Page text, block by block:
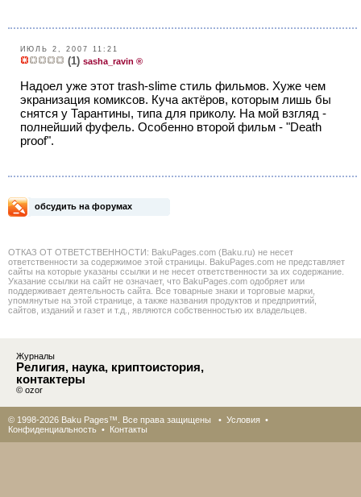
ИЮЛЬ 2, 2007 11:21
(1) sasha_ravin ®
Надоел уже этот trash-slime стиль фильмов. Хуже чем
экранизация комиксов. Куча актёров, которым лишь бы
снятся у Тарантины, типа для приколу. На мой взгляд -
полнейший фуфель. Особенно второй фильм - "Death
proof".
обсудить на форумах
ОТКАЗ ОТ ОТВЕТСТВЕННОСТИ: BakuPages.com (Baku.ru) не несет
ответственности за содержимое этой страницы. BakuPages.com не представляет
сайты на которые указаны ссылки и не несет ответственности за их содержание.
Указание ссылки на сайт не означает, что BakuPages.com одобряет или
поддерживает деятельность сайта. Все товарные знаки и торговые марки,
упомянутые на этой странице, а также названия продуктов и предприятий,
сайтов, изданий и газет и т.д., являются собственностью их владельцев.
Журналы
Религия, наука, криптоистория,
контактеры
© ozor
© 1998-2026 Baku Pages™. Все права защищены • Условия •
Конфиденциальность • Контакты